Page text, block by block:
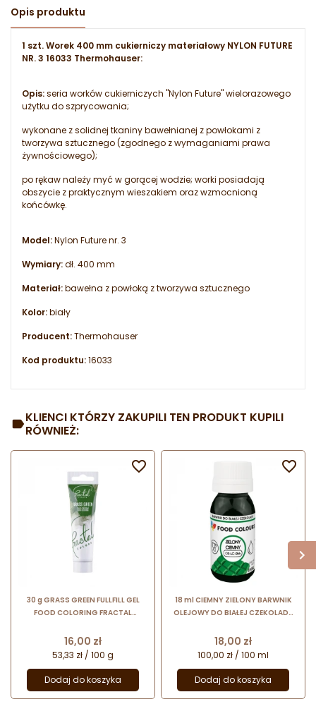
Opis produktu
1 szt. Worek 400 mm cukierniczy materiałowy NYLON FUTURE
NR. 3 16033 Thermohauser:
Opis:seria worków cukierniczych "Nylon Future" wielorazowego
użytku do szprycowania;
wykonane z solidnej tkaniny bawełnianej z powłokami z
tworzywa sztucznego (zgodnego z wymaganiami prawa
żywnościowego);
po rękaw należy myć w gorącej wodzie; worki posiadają
obszycie z praktycznym wieszakiem oraz wzmocnioną
końcówkę.
Model:Nylon Future nr. 3
Wymiary:dł. 400 mm
Materiał:bawełna z powłoką z tworzywa sztucznego
Kolor:biały
Producent:Thermohauser
Kod produktu:16033
KLIENCI KTÓRZY ZAKUPILI TEN PRODUKT KUPILI
RÓWNIEŻ:
30 g GRASS GREEN FULLFILL GEL
FOOD COLORING FRACTAL
żelu - zielony
Cena
16,00 zł
53,33 zł / 100 g
Dodaj do koszyka

18 ml CIEMNY ZIELONY BARWNIK
OLEJOWY DO BIAŁEJ CZEKOLADY
barwnik spożywczy w formie
emulsji
Cena
18,00 zł
100,00 zł / 100 ml
Dodaj do koszyka
